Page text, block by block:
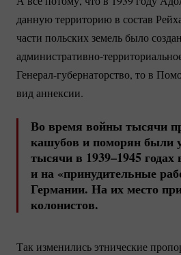
данную территорию в состав
части польских земель было
административно-
Генерал-губернаторство, то в
вид аннексии.
Во время войны тысячи
кашубов и поморян были
тысячи в 1939–1945
и на «принудительные
Германии. На их место
колонистов.
Так изменились этнические